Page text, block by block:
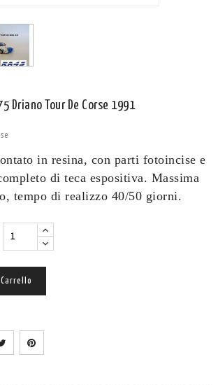
Driano Tour De Corse 1991
in resina, con parti fotoincise e
di teca espositiva. Massima
tempo di realizzo 40/50 giorni.